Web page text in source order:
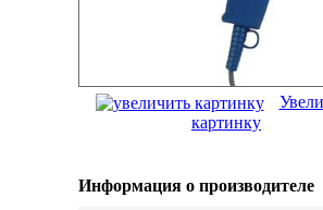
картинку
Информация о производителе